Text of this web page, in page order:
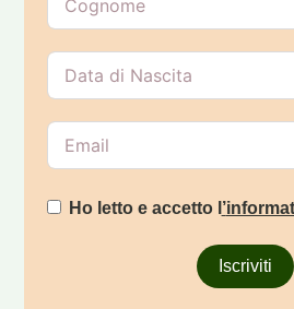
Ho letto e accetto l ’
Iscriviti